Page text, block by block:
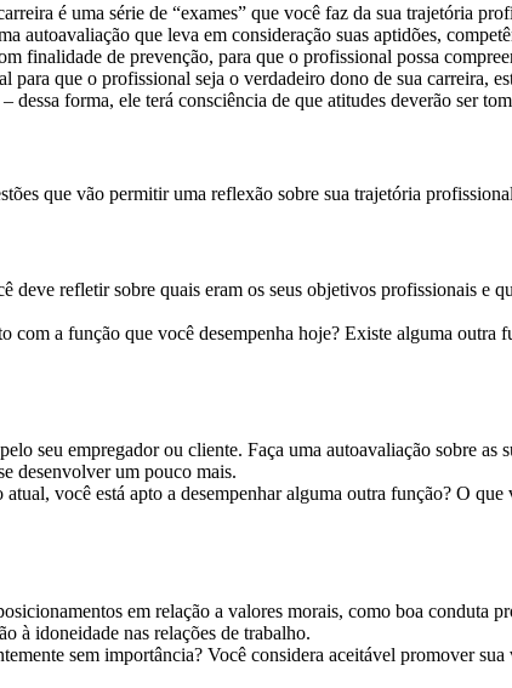
é uma série de “exames” que você faz da sua trajetória
autoavaliação que leva em consideração suas aptidões,
finalidade de prevenção, para que o profissional possa
que o profissional seja o verdadeiro dono de sua carreira,
forma, ele terá consciência de que atitudes deverão ser
que vão permitir uma reflexão sobre sua trajetória
deve refletir sobre quais eram os seus objetivos profissionais e
com a função que você desempenha hoje? Existe alguma
seu empregador ou cliente. Faça uma autoavaliação sobre
desenvolver um pouco mais.
você está apto a desempenhar alguma outra função? O
em relação a valores morais, como boa conduta
à idoneidade nas relações de trabalho.
sem importância? Você considera aceitável promover